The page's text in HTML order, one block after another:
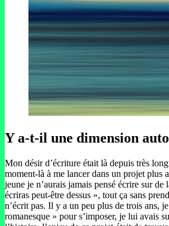
Y a-t-il une dimension
Mon désir d’écriture était là depuis très
moment-là à me lancer dans un projet plus
jeune je n’aurais jamais pensé écrire sur
écriras peut-être dessus », tout ça sans
n’écrit pas. Il y a un peu plus de trois ans,
romanesque » pour s’imposer, je lui avais